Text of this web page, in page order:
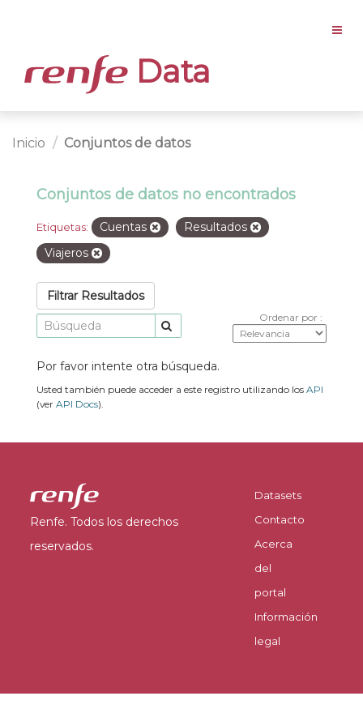
Data
Inicio Conjuntos de datos
Conjuntos de datos no encontrados
Etiquetas: Cuentas
Resultados
Viajeros
Filtrar Resultados
Ordenar por
Por favor intente otra búsqueda.
Usted también puede acceder a este registro utilizando los API
(ver API Docs).
Renfe. Todos los derechos
reservados.
Datasets
Contacto
Acerca
del
portal
Información
legal